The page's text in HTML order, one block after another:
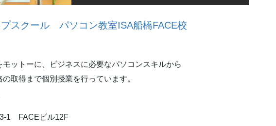
スクール パソコン教室ISA船橋FACE校
モットーに、ビジネスに必要なパソコンスキルから
取得まで個別授業を行っています。
3-1 FACEビル12F